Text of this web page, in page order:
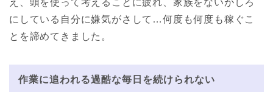
え、頭を使って考えることに疲れ、家族をないがしろ
にしている自分に嫌気がさして…何度も何度も稼ぐこ
とを諦めてきました。
作業に追われる過酷な毎日を続けられない